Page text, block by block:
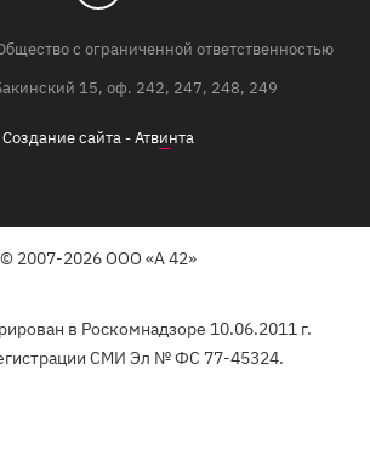
с ограниченной ответственностью
15, оф. 242, 247, 248, 249
Создание сайта -Атвинта
© 2007-2026 ООО «А 42»
в Роскомнадзоре 10.06.2011 г.
СМИ Эл № ФС 77-45324.